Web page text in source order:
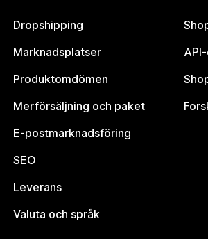
Dropshipping
Marknadsplatser
Produktomdömen
Merförsäljning och paket
E-postmarknadsföring
SEO
Leverans
Valuta och språk